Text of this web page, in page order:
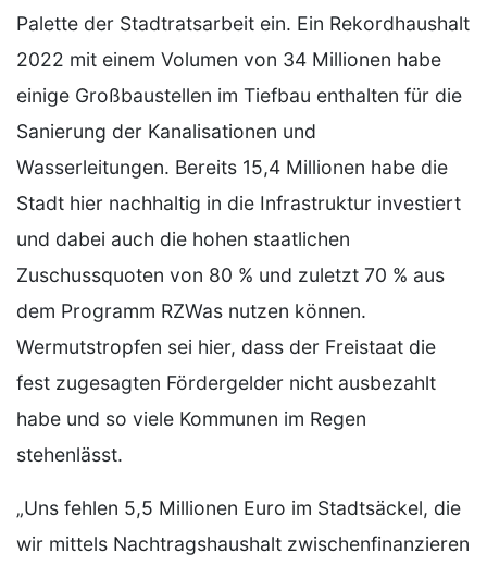
Palette der Stadtratsarbeit ein. Ein Rekordhaushalt
2022 mit einem Volumen von 34 Millionen habe
einige Großbaustellen im Tiefbau enthalten für die
Sanierung der Kanalisationen und
Wasserleitungen. Bereits 15,4 Millionen habe die
Stadt hier nachhaltig in die Infrastruktur investiert
und dabei auch die hohen staatlichen
Zuschussquoten von 80 % und zuletzt 70 % aus
dem Programm RZWas nutzen können.
Wermutstropfen sei hier, dass der Freistaat die
fest zugesagten Fördergelder nicht ausbezahlt
habe und so viele Kommunen im Regen
stehenlässt.
„Uns fehlen 5,5 Millionen Euro im Stadtsäckel, die
wir mittels Nachtragshaushalt zwischenfinanzieren